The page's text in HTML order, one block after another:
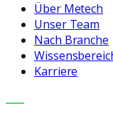
Über Metech
Unser Team
Nach Branche
Karriere
KONTAKT